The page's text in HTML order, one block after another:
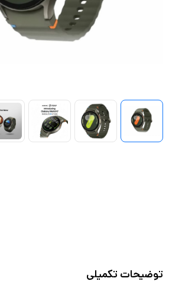
توضیحات تکمیلی